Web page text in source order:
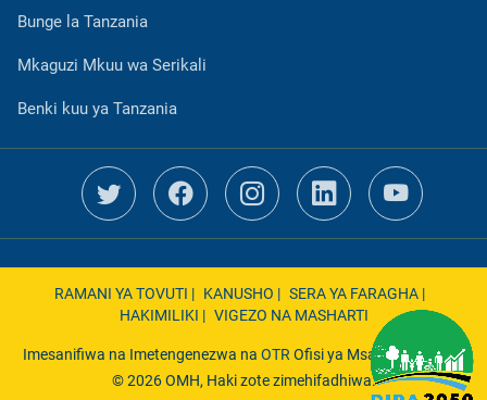
Bunge la Tanzania
Mkaguzi Mkuu wa Serikali
Benki kuu ya Tanzania
RAMANI YA TOVUTI | KANUSHO | SERA YA FARAGHA |
HAKIMILIKI | VIGEZO NA MASHARTI
Imesanifiwa na Imetengenezwa na OTROfisi ya Msajili wa Hazina
© 2026 OMH, Haki zote zimehifadhiwa.